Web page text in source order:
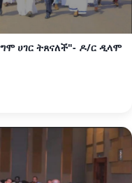
ሀገር ትጸናለች"- ዶ/ር ዲላሞ